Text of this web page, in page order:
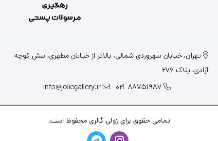
تهران، خیابان سهروردی شمالی، بالاتر از خیابان مطهری، نبش کوچه
آزادی، پلاک 276
021-88751987
info@joliegallery.ir
تمامی حقوق برای ژولی گالری محفوظ است.